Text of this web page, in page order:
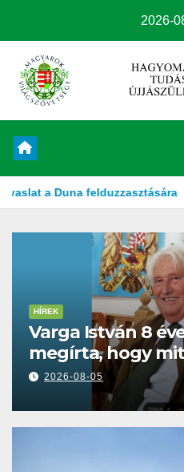
2026-
Moldávia
HÍREK
Varga István 8
megírta, hogy
Dunával
2026-08-05